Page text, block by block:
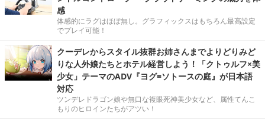
感
体感的にラグはほぼ無し。グラフィックスはもちろん最高設定
でプレイ可能！
クーデレからスタイル抜群お姉さんまでよりどりみど
りな人外娘たちとホテル経営しよう！「クトゥルフ×美
少女」テーマのADV『ヨグ=ソトースの庭』が日本語
対応
ツンデレドラゴン娘や無口な複眼死神美少女など、属性てんこ
もりのヒロインたちがアツい！